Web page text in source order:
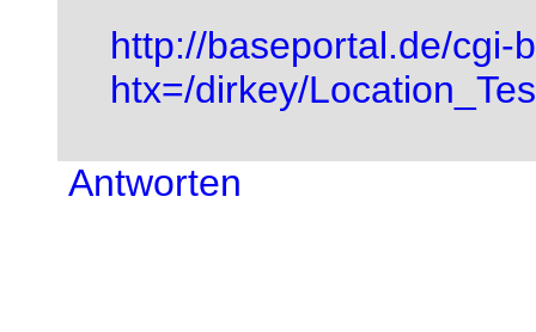
http://baseportal.de/cgi-
htx=/dirkey/
Antworten